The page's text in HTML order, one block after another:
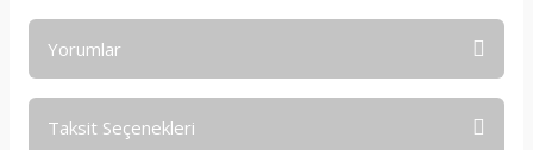
Yorumlar
Taksit Seçenekleri